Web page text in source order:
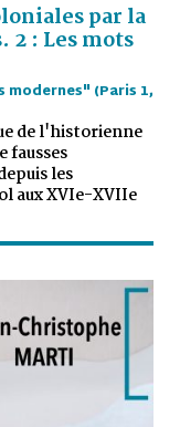
par la
: Les mots
modernes" (Paris 1,
de l'historienne
fausses
les
aux XVIe-XVIIe